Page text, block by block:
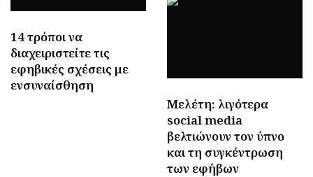
14 τρόποι να
διαχειριστείτε τις
εφηβικές σχέσεις με
ενσυναίσθηση
Μελέτη: λιγότερα
social media
βελτιώνουν τον ύπνο
και τη συγκέντρωση
των εφήβων